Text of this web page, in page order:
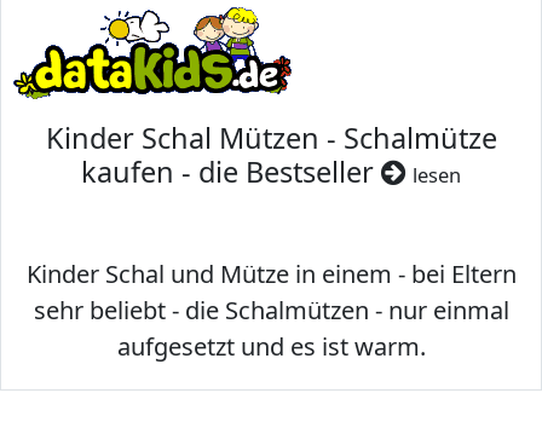
Kinder Schal Mützen - Schalmütze
kaufen - die Bestseller
lesen
Kinder Schal und Mütze in einem - bei Eltern
sehr beliebt - die Schalmützen - nur einmal
aufgesetzt und es ist warm.